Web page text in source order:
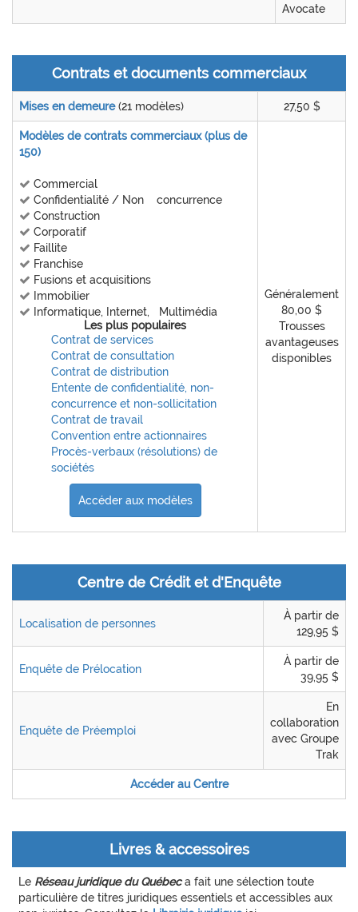
Avocate
Contrats et documents commerciaux
Mises en demeure(21 modèles) 27,50 $
Modèles de contrats commerciaux (plus de
150)
Commercial
Confidentialité / Non concurrence
Construction
Corporatif
Faillite
Franchise
Fusions et acquisitions
Immobilier
Informatique, Internet, Multimédia
Les plus populaires
Contrat de services
Contrat de consultation
Contrat de distribution
Entente de confidentialité, non-
concurrence et non-sollicitation
Contrat de travail
Convention entre actionnaires
Procès-verbaux (résolutions) de
sociétés
Accéder aux modèles
Généralement
80,00 $
Trousses
avantageuses
disponibles
Centre de Crédit et d'Enquête
Localisation de personnes
À partir de
129,95 $
Enquête de Prélocation
À partir de
39,95 $
Enquête de Préemploi
En
collaboration
avec Groupe
Trak
Accéder au Centre
Livres & accessoires
Le Réseau juridique du Québeca fait une sélection toute
particulière de titres juridiques essentiels et accessibles aux